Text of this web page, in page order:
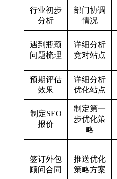
行业初步
分析
部门协调
情况
遇到瓶颈
问题梳理
详细分析
竞对站点
预期评估
效果
详细分析
优化站点
制定SEO
报价
制定第一
步优化策
略
签订外包
顾问合同
推送优化
策略方案